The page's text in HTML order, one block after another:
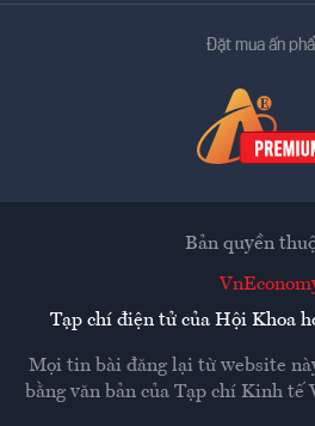
Đặt mua ấn
Bản quyền
Tạp chí điện tử của Hội Khoa
Mọi tin bài đăng lại từ website
bằng văn bản của Tạp chí Kinh tế